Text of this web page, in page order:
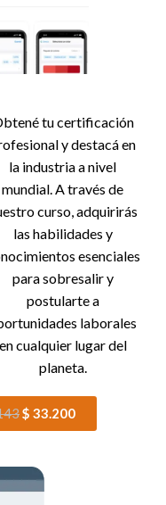
tu certificación
y destacá en
la industria a nivel
mundial. A través de
curso, adquirirás
las habilidades y
esenciales
para sobresalir y
postularte a
laborales
en cualquier lugar del
planeta.
$ 33.200